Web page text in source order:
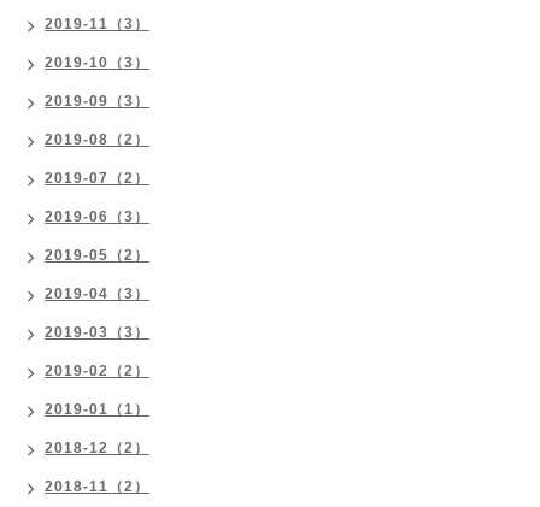
2019-11（3）
2019-10（3）
2019-09（3）
2019-08（2）
2019-07（2）
2019-06（3）
2019-05（2）
2019-04（3）
2019-03（3）
2019-02（2）
2019-01（1）
2018-12（2）
2018-11（2）